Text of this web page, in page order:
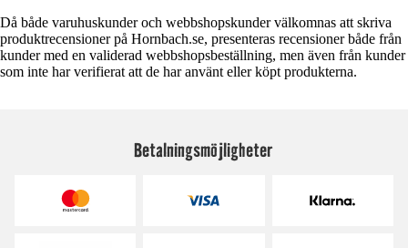
Då både varuhuskunder och webbshopskunder välkomnas att skriva
produktrecensioner på Hornbach.se, presenteras recensioner både från
kunder med en validerad webbshopsbeställning, men även från kunder
som inte har verifierat att de har använt eller köpt produkterna.
Betalningsmöjligheter